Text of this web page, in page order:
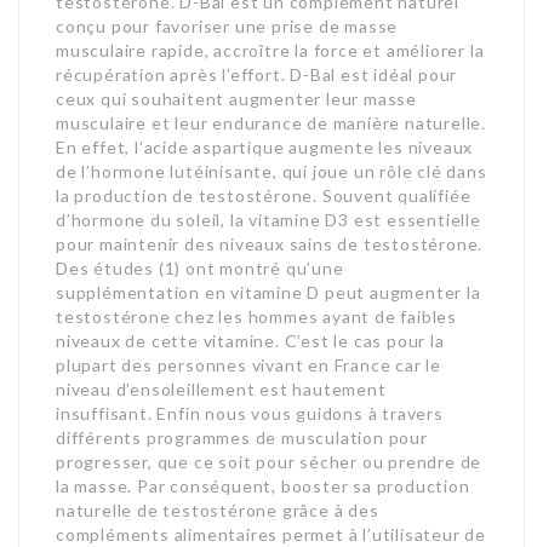
conçu pour favoriser une prise de masse
musculaire rapide, accroître la force et améliorer la
récupération après l’effort. D-Bal est idéal pour
ceux qui souhaitent augmenter leur masse
musculaire et leur endurance de manière naturelle.
En effet, l’acide aspartique augmente les niveaux
de l’hormone lutéinisante, qui joue un rôle clé dans
la production de testostérone. Souvent qualifiée
d’hormone du soleil, la vitamine D3 est essentielle
pour maintenir des niveaux sains de testostérone.
Des études (1) ont montré qu’une
supplémentation en vitamine D peut augmenter la
testostérone chez les hommes ayant de faibles
niveaux de cette vitamine. C’est le cas pour la
plupart des personnes vivant en France car le
niveau d’ensoleillement est hautement
insuffisant. Enfin nous vous guidons à travers
différents programmes de musculation pour
progresser, que ce soit pour sécher ou prendre de
la masse. Par conséquent, booster sa production
naturelle de testostérone grâce à des
compléments alimentaires permet à l’utilisateur de